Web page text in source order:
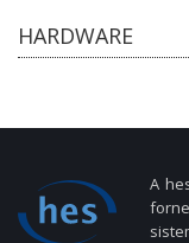
HARDWARE
A